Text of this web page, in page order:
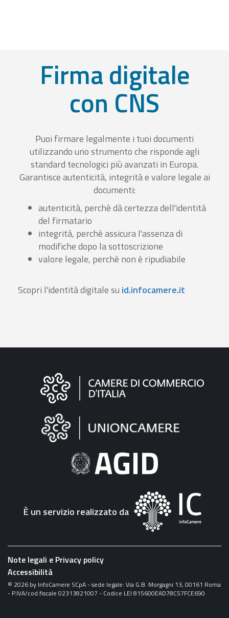
Firma digitale
con CNS
Puoi firmare legalmente i tuoi documenti
utilizzando uno strumento che risponde agli
standard tecnologici più avanzati in Europa.
Garantisce autenticità, integrità e valore legale ai
documenti:
autenticità, perchè dà certezza dell'identità
del firmatario
integrità, perchè assicura l'assenza di
modifiche dopo la sottoscrizione
valore legale, perchè non è ripudiabile
Scopri l'identità digitale su id.infocamere.it
Informazioni
"Fattura
Elettronica"
È un servizio realizzato da
Note legali e Privacy policy
Accessibilità
© 2026 by InfoCamere SCpA - sede legale: Via G.B. Morgagni 13, 00161 Roma
- P.IVA/cod.fiscale 02313821007 - Codice LEI 815600EAD78C57FCE690